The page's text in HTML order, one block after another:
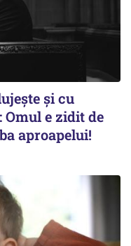
și cu
e zidit de
aproapelui!